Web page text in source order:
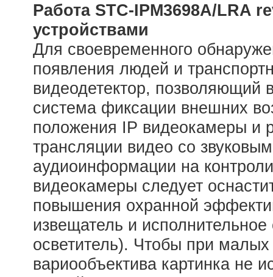
Работа STC-IPM3698A/LRA
устройствами
Для своевременного
появления людей и
видеодетектор, позволяющий
система фиксации внешних
положения IP видеокамеры и
трансляции видео со
аудиоинформации на
видеокамеры следует
повышения охранной
извещатель и
осветитель). Чтобы при
вариообъектива картинка не